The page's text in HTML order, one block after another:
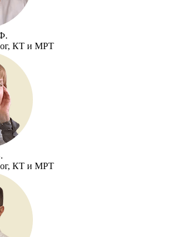
КТ и МРТ
КТ и МРТ